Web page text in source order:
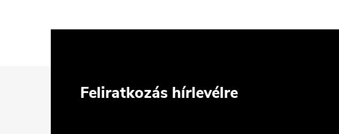
Feliratkozás hírlevélre